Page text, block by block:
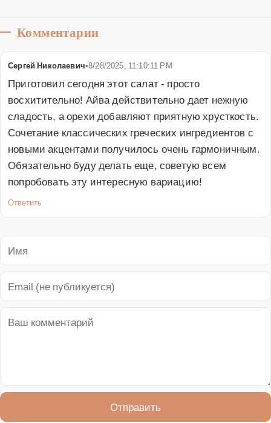
Комментарии
Сергей Николаевич•8/28/2025, 11:10:11 PM
Приготовил сегодня этот салат - просто
восхитительно! Айва действительно дает нежную
сладость, а орехи добавляют приятную хрусткость.
Сочетание классических греческих ингредиентов с
новыми акцентами получилось очень гармоничным.
Обязательно буду делать еще, советую всем
попробовать эту интересную вариацию!
Ответить
Отправить